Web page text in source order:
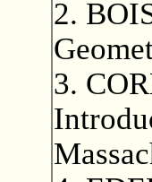
2.
3.